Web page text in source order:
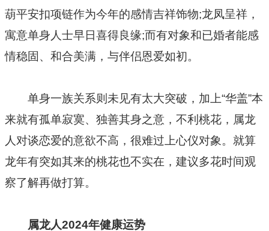
葫平安扣项链作为今年的感情吉祥饰物;龙凤呈祥，
寓意单身人士早日喜得良缘;而有对象和已婚者能感
情稳固、和合美满，与伴侣恩爱如初。
单身一族关系则未见有太大突破，加上“华盖”本
来就有孤单寂寞、独善其身之意，不利桃花，属龙
人对谈恋爱的意欲不高，很难过上心仪对象。就算
龙年有突如其来的桃花也不实在，建议多花时间观
察了解再做打算。
属龙人2024年健康运势